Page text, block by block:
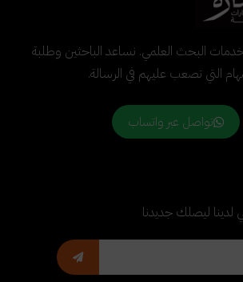
البحث العلمي. نساعد الباحثين وطلبة
التي تصعب عليهم في الرسالة.
تواصل عبر واتساب
لدينا ليصلك جديدنا